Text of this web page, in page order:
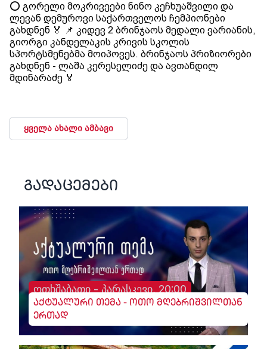
⭕️ გორელი მოკრივეები ნინო კეჩხუაშვილი და
ლევან დემუროვი საქართველოს ჩემპიონები
გახდნენ 🏅 📌 კიდევ 2 ბრინჯაოს მედალი ვარიანის,
გიორგი კანდელაკის კრივის სკოლის
სპორტსმენებმა მოიპოვეს. ბრინჯაოს პრიზიორები
გახდნენ - ლაშა კერესელიძე და ავთანდილ
მდინარაძე 🏅
ყველა ახალი ამბავი
გადაცემები
ოთხშაბათი - პარასკევი, 20:00
აქტუალური თემა - ოთო მღებრიშვილთან
ერთად